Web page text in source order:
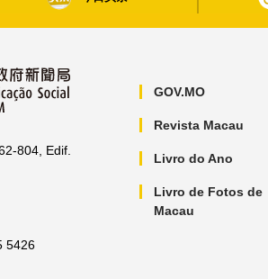
804, Edif.
5426
GOV.MO
Revista Macau
Livro do Ano
Livro de Fotos de
Macau